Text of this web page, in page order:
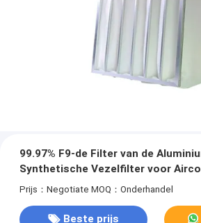
99.97% F9-de Filter van de
Synthetische Vezelfilter voor
Prijs：Negotiate MOQ：Onderhandel
Beste prijs